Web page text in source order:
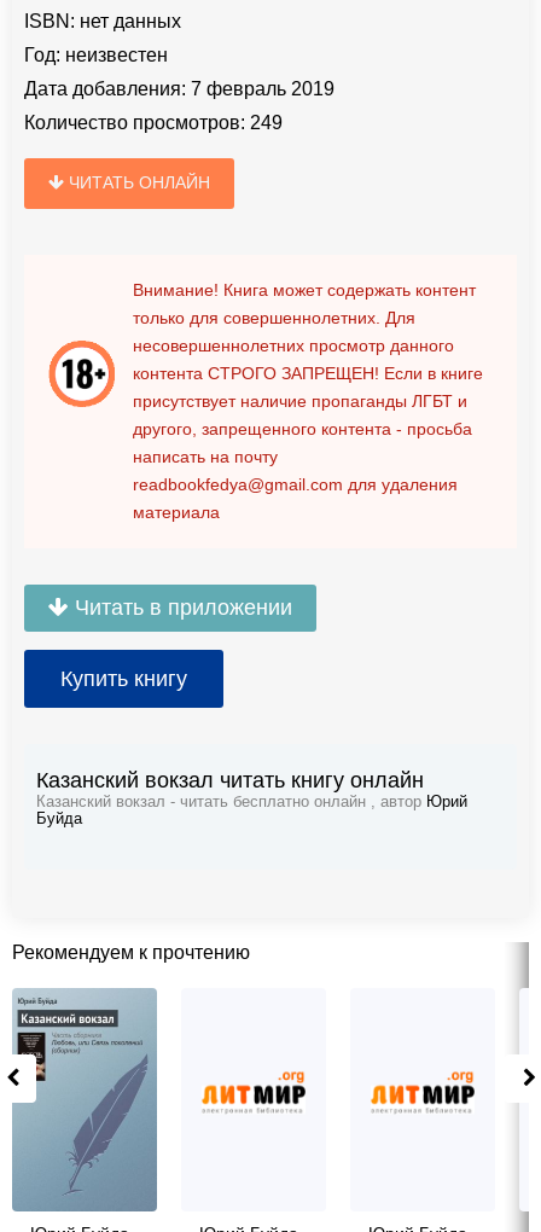
ISBN: нет данных
Год: неизвестен
Дата добавления: 7 февраль 2019
Количество просмотров: 249
ЧИТАТЬ ОНЛАЙН
Внимание! Книга может содержать контент
только для совершеннолетних. Для
несовершеннолетних просмотр данного
контента СТРОГО ЗАПРЕЩЕН! Если в книге
присутствует наличие пропаганды ЛГБТ и
другого, запрещенного контента - просьба
написать на почту
readbookfedya@gmail.com для удаления
материала
Читать в приложении
Купить книгу
Казанский вокзал читать книгу онлайн
Казанский вокзал - читать бесплатно онлайн , автор Юрий
Буйда
Рекомендуем к прочтению